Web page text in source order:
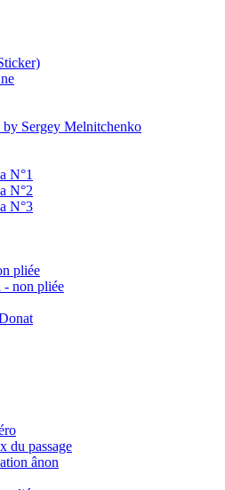
Sergey Melnitchenko
N°1
N°2
N°3
pliée
- non pliée
du passage
ânon